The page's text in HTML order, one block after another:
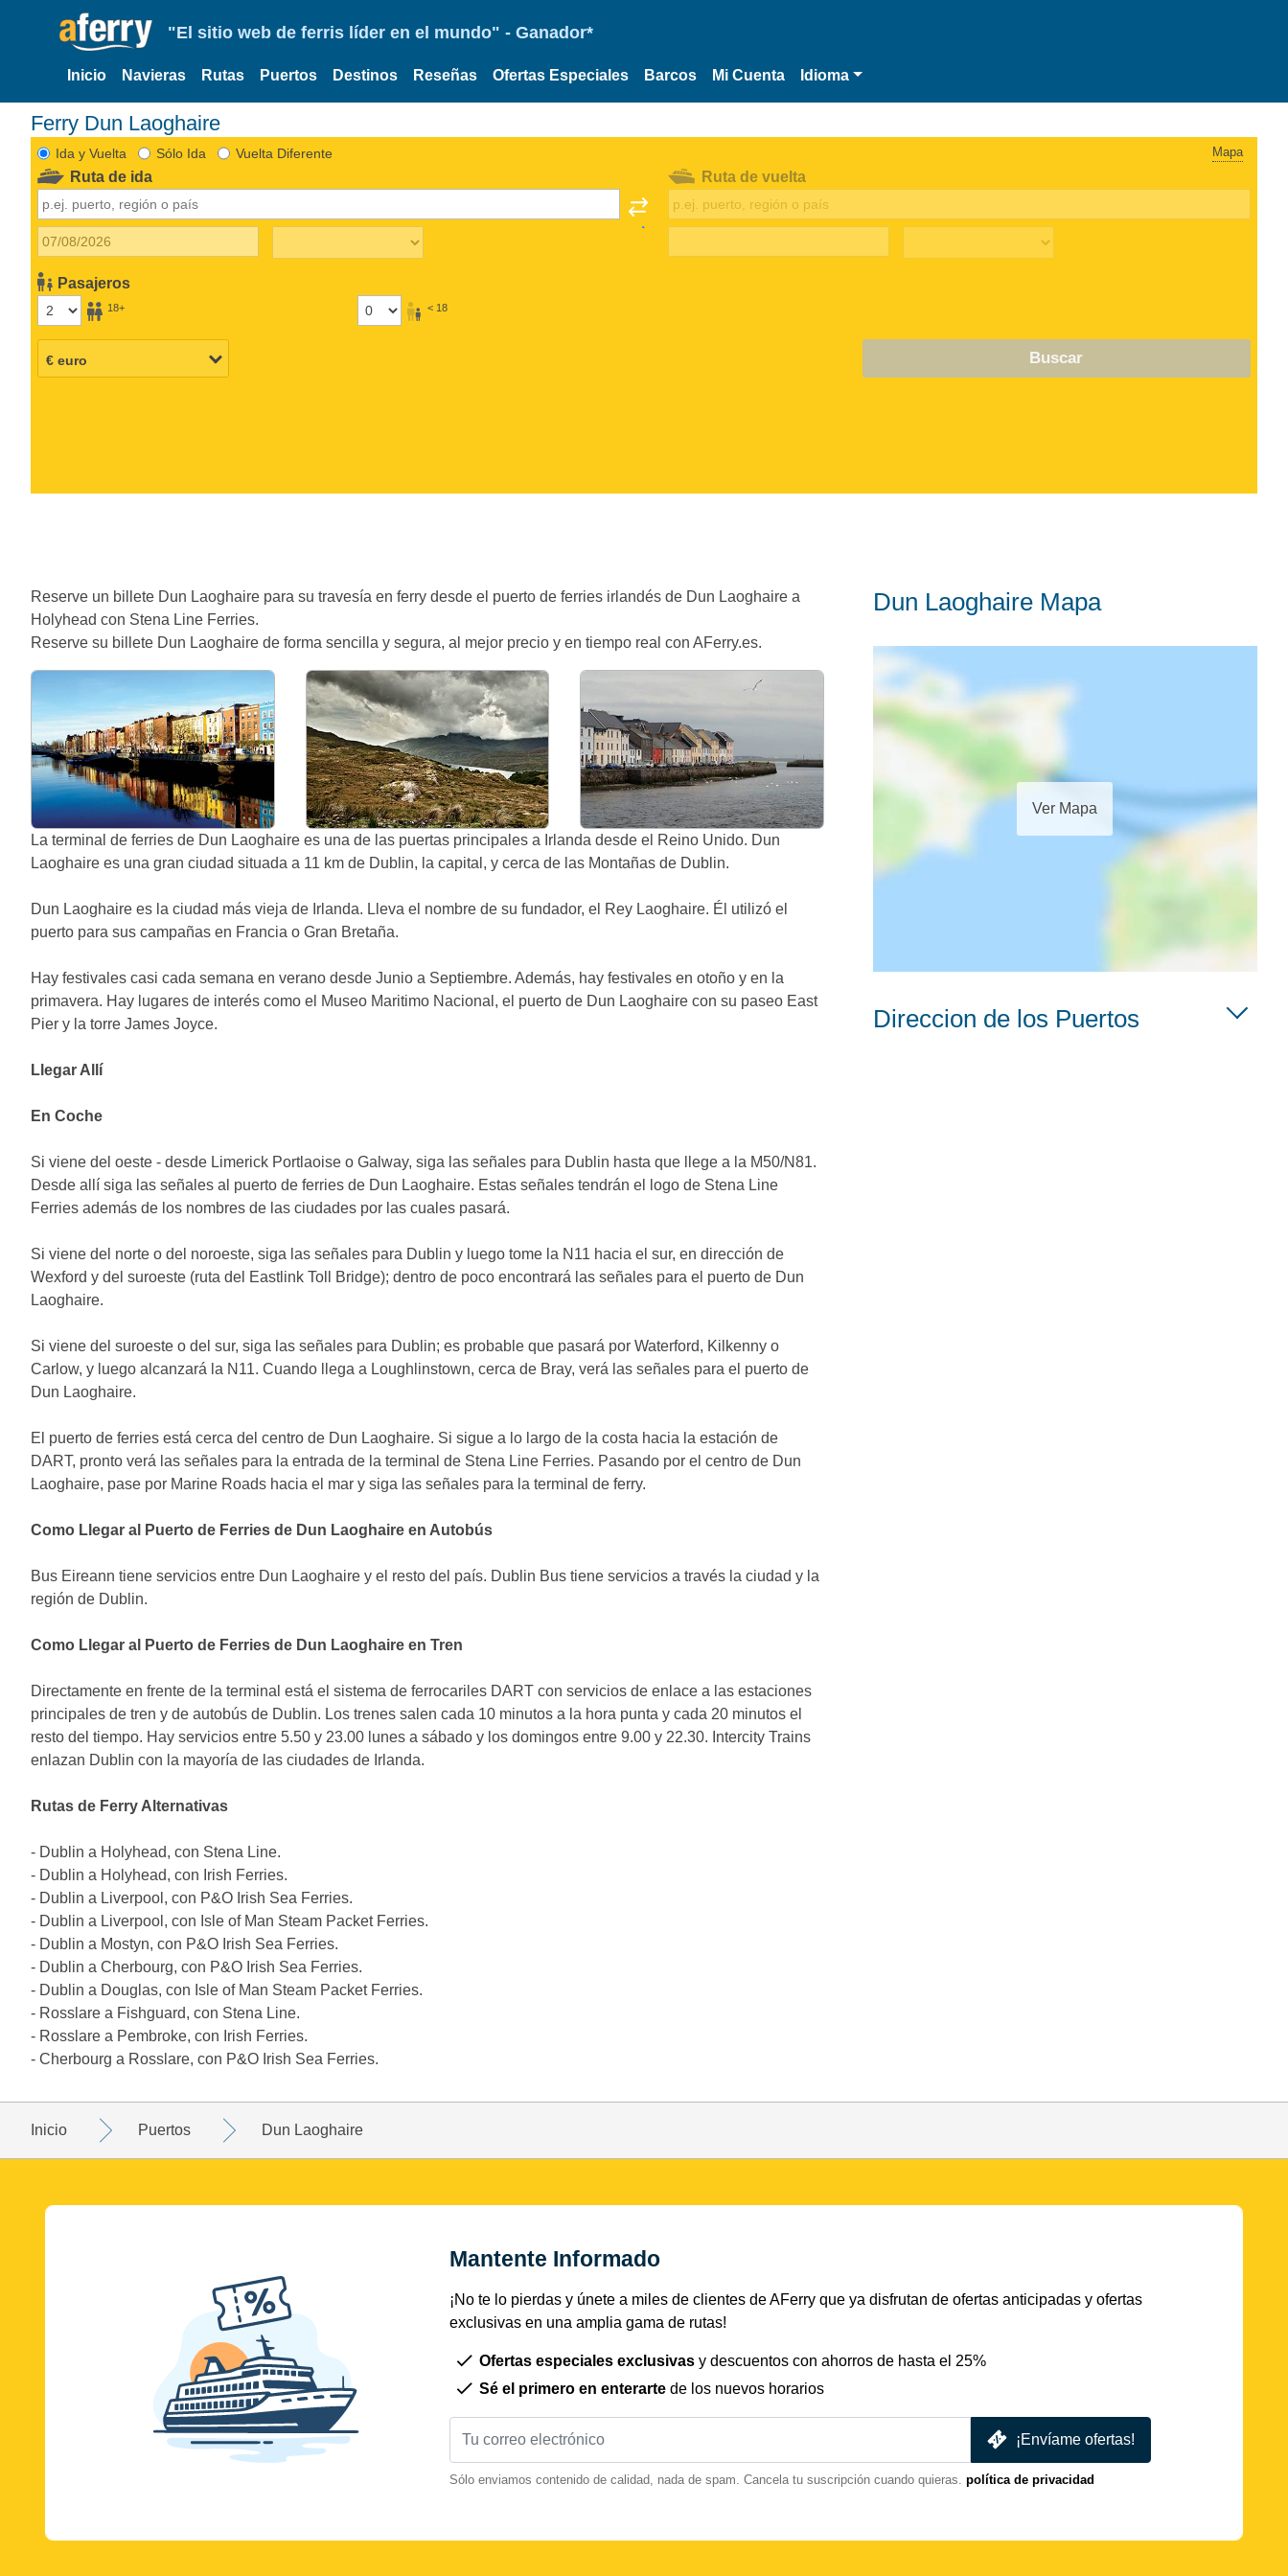
"El sitio web de ferris líder en el mundo" - Ganador*
Inicio Navieras Rutas Puertos Destinos Reseñas Ofertas Especiales Barcos Mi Cuenta Idioma
Ferry Dun Laoghaire
Ida y Vuelta Sólo Ida Vuelta Diferente Mapa
Ruta de ida
Pasajeros
18+ < 18
Ruta de vuelta
Buscar
Reserve un billete Dun Laoghaire para su travesía en ferry desde el puerto de ferries irlandés de Dun Laoghaire a
Holyhead con Stena Line Ferries.
Reserve su billete Dun Laoghaire de forma sencilla y segura, al mejor precio y en tiempo real con AFerry.es.
La terminal de ferries de Dun Laoghaire es una de las puertas principales a Irlanda desde el Reino Unido. Dun
Laoghaire es una gran ciudad situada a 11 km de Dublin, la capital, y cerca de las Montañas de Dublin.
Dun Laoghaire es la ciudad más vieja de Irlanda. Lleva el nombre de su fundador, el Rey Laoghaire. Él utilizó el
puerto para sus campañas en Francia o Gran Bretaña.
Hay festivales casi cada semana en verano desde Junio a Septiembre. Además, hay festivales en otoño y en la
primavera. Hay lugares de interés como el Museo Maritimo Nacional, el puerto de Dun Laoghaire con su paseo East
Pier y la torre James Joyce.
Llegar Allí
En Coche
Si viene del oeste - desde Limerick Portlaoise o Galway, siga las señales para Dublin hasta que llege a la M50/N81.
Desde allí siga las señales al puerto de ferries de Dun Laoghaire. Estas señales tendrán el logo de Stena Line
Ferries además de los nombres de las ciudades por las cuales pasará.
Si viene del norte o del noroeste, siga las señales para Dublin y luego tome la N11 hacia el sur, en dirección de
Wexford y del suroeste (ruta del Eastlink Toll Bridge); dentro de poco encontrará las señales para el puerto de Dun
Laoghaire.
Si viene del suroeste o del sur, siga las señales para Dublin; es probable que pasará por Waterford, Kilkenny o
Carlow, y luego alcanzará la N11. Cuando llega a Loughlinstown, cerca de Bray, verá las señales para el puerto de
Dun Laoghaire.
El puerto de ferries está cerca del centro de Dun Laoghaire. Si sigue a lo largo de la costa hacia la estación de
DART, pronto verá las señales para la entrada de la terminal de Stena Line Ferries. Pasando por el centro de Dun
Laoghaire, pase por Marine Roads hacia el mar y siga las señales para la terminal de ferry.
Como Llegar al Puerto de Ferries de Dun Laoghaire en Autobús
Bus Eireann tiene servicios entre Dun Laoghaire y el resto del país. Dublin Bus tiene servicios a través la ciudad y la
región de Dublin.
Como Llegar al Puerto de Ferries de Dun Laoghaire en Tren
Directamente en frente de la terminal está el sistema de ferrocariles DART con servicios de enlace a las estaciones
principales de tren y de autobús de Dublin. Los trenes salen cada 10 minutos a la hora punta y cada 20 minutos el
resto del tiempo. Hay servicios entre 5.50 y 23.00 lunes a sábado y los domingos entre 9.00 y 22.30. Intercity Trains
enlazan Dublin con la mayoría de las ciudades de Irlanda.
Rutas de Ferry Alternativas
- Dublin a Holyhead, con Stena Line.
- Dublin a Holyhead, con Irish Ferries.
- Dublin a Liverpool, con P&O Irish Sea Ferries.
- Dublin a Liverpool, con Isle of Man Steam Packet Ferries.
- Dublin a Mostyn, con P&O Irish Sea Ferries.
- Dublin a Cherbourg, con P&O Irish Sea Ferries.
- Dublin a Douglas, con Isle of Man Steam Packet Ferries.
- Rosslare a Fishguard, con Stena Line.
- Rosslare a Pembroke, con Irish Ferries.
- Cherbourg a Rosslare, con P&O Irish Sea Ferries.
Dun Laoghaire Mapa
Ver Mapa
Direccion de los Puertos
Inicio Puertos Dun Laoghaire
Mantente Informado
¡No te lo pierdas y únete a miles de clientes de AFerry que ya disfrutan de ofertas anticipadas y ofertas
exclusivas en una amplia gama de rutas!
Ofertas especiales exclusivas y descuentos con ahorros de hasta el 25%
Sé el primero en enterarte de los nuevos horarios
¡Envíame ofertas!
Sólo enviamos contenido de calidad, nada de spam. Cancela tu suscripción cuando quieras. política de privacidad